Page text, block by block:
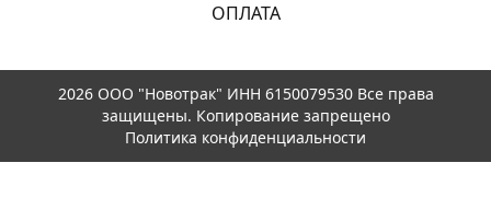
ОПЛАТА
2026 ООО "Новотрак" ИНН 6150079530 Все права
защищены. Копирование запрещено
Политика конфиденциальности